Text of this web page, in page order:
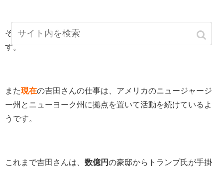
そして、現在は20歳と17歳の息子の母親だということで
す。
また現在の吉田さんの仕事は、アメリカのニュージャージ
ー州とニューヨーク州に拠点を置いて活動を続けているよ
うです。
これまで吉田さんは、 数億円の豪邸からトランプ氏が手掛